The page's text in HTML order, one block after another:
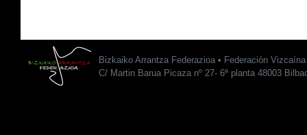
Bizkaiko Arrantza Federazioa • Federación
C/ Martin Barua Picaza nº 27- 6ª planta 48003